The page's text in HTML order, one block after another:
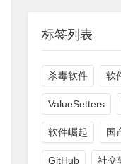
标签列表
杀毒软件 软
ValueSetters
软件崛起 国
GitHub 社交